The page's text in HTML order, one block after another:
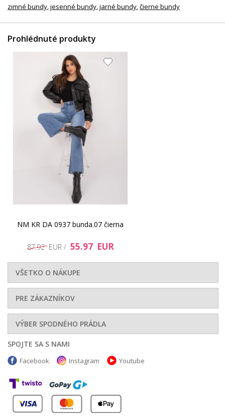
zimné bundy,jesenné bundy,jarné bundy,čierne bundy
Prohlédnuté produkty
NM KR DA 0937 bunda.07 čierna
87.92 EUR / 55.97 EUR
VŠETKO O NÁKUPE
PRE ZÁKAZNÍKOV
VÝBER SPODNÉHO PRÁDLA
SPOJTE SA S NAMI
Facebook Instagram Youtube